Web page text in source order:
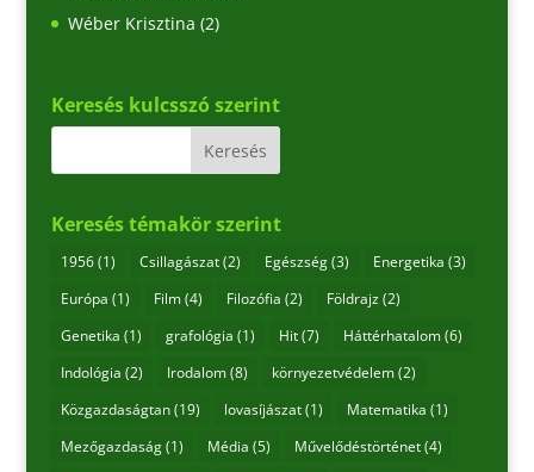
Wéber Krisztina (2)
Keresés kulcsszó szerint
Keresés témakör szerint
1956(1) Csillagászat(2) Egészség(3) Energetika (3)
Európa (1) Film(4) Filozófia (2) Földrajz(2)
Genetika (1) grafológia (1) Hit(7) Háttérhatalom(6)
Indológia (2) Irodalom(8) környezetvédelem(2)
Közgazdaságtan(19) lovasíjászat(1) Matematika (1)
Mezőgazdaság(1) Média (5) Művelődéstörténet(4)